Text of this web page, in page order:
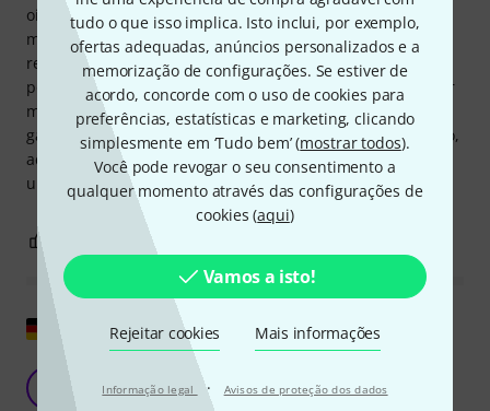
tudo o que isso implica. Isto inclui, por exemplo,
ofertas adequadas, anúncios personalizados e a
memorização de configurações. Se estiver de
acordo, concorde com o uso de cookies para
preferências, estatísticas e marketing, clicando
simplesmente em ‘Tudo bem’ (mostrar todos).
Você pode revogar o seu consentimento a
qualquer momento através das configurações de
cookies (aqui)
Vamos a isto!
Rejeitar cookies Mais informações
Informação legal · Avisos de proteção dos dados
oitavas mais agudas são facilmente acessíveis. O peso
moderado da tuba facilita o manuseio e o transporte. Os
registros de afinação para a 3ª, 1ª e 4ª válvulas,
posicionados na parte frontal da tuba, são fáceis de operar
mesmo durante a execução, eliminando a necessidade de
gatilhos. Em resumo, é um instrumento compacto e prático,
adequado para quase todos os estilos de tuba. Afinal, é
uma Melton!
Mostrar original
A tuba B (quase) perfeita
drjal67 22.02.2024